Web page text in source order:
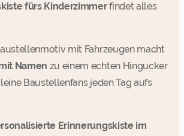
fürs Kinderzimmerfindet alles
mit Fahrzeugen macht
Namen zu einem echten Hingucker
Baustellenfans jeden Tag aufs
Erinnerungskiste im